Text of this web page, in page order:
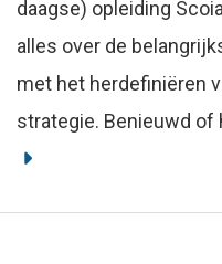
daagse) opleiding
alles over de
met het herdefiniëren
strategie. Benieuwd of